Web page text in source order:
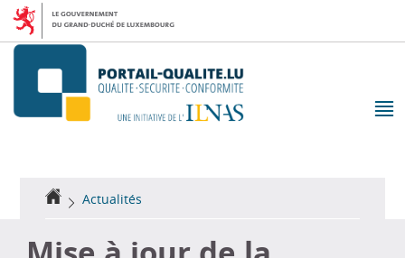
Aller
la
Aller
contenu
Accueil
Actualités